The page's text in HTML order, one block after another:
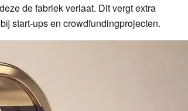
de fabriek verlaat. Dit vergt extra
start-ups en crowdfundingprojecten.